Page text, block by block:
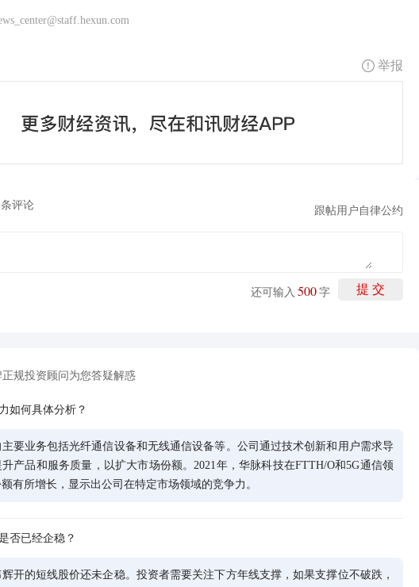
举报
条评论 跟帖用户自律公约
提 交
还可输入 500 字
规投资顾问为您答疑解惑
如何具体分析？
要业务包括光纤通信设备和无线通信设备等。公司通过技术创新和用户需求导
产品和服务质量，以扩大市场份额。2021年，华脉科技在FTTH/O和5G通信领
有所增长，显示出公司在特定市场领域的竞争力。
否已经企稳？
辉开的短线股价还未企稳。投资者需要关注下方年线支撑，如果支撑位不破跌，